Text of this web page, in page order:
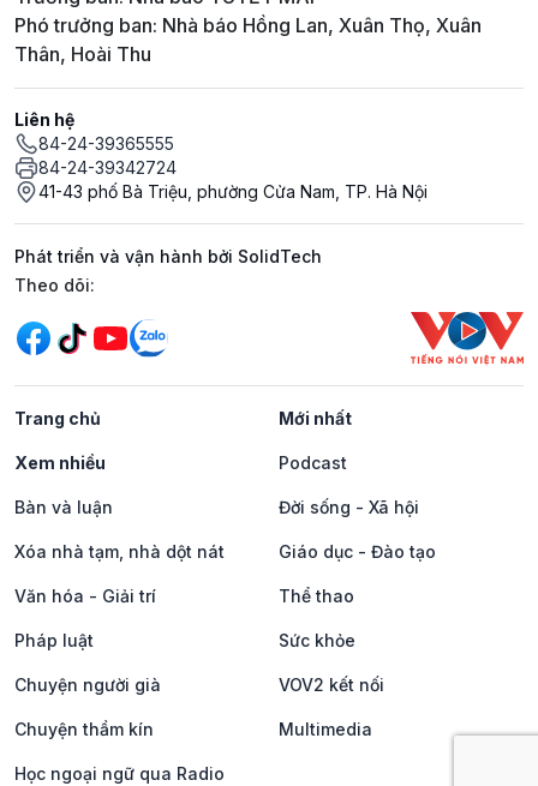
Phó trưởng ban: Nhà báo Hồng Lan, Xuân Thọ, Xuân
Thân, Hoài Thu
Liên hệ
84-24-39365555
84-24-39342724
41-43 phố Bà Triệu, phường Cửa Nam, TP. Hà Nội
Phát triển và vận hành bởi SolidTech
Mạng xã hội
Theo dõi:
Trang chủ Mới nhất
Xem nhiều Podcast
Bàn và luận Đời sống - Xã hội
Xóa nhà tạm, nhà dột nát Giáo dục - Đào tạo
Văn hóa - Giải trí Thể thao
Pháp luật Sức khỏe
Chuyện người già VOV2 kết nối
Chuyện thầm kín Multimedia
Học ngoại ngữ qua Radio